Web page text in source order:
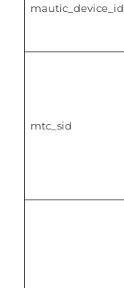
mautic_device_id
mtc_sid